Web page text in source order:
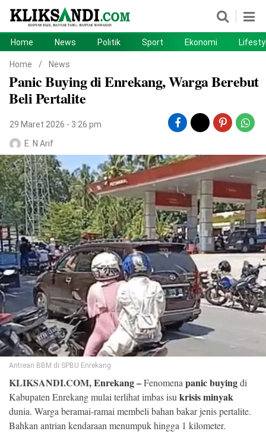
Politik Sport
©
Copyright
2026
Klik
Sandi
-
All
right
reserved
Home News Politik Sport Ekonomi
Home / News
Panic Buying di Enrekang, Warga Berebut
Beli Pertalite
29 Maret 2026 - 3:26 pm
E. N Arif
Antrean BBM di SPBU Enrekang
KLIKSANDI.COM,Enrekang–Fenomena panic buyingdi
Kabupaten Enrekang mulai terlihat imbas isu krisis minyak
dunia. Warga beramai-ramai membeli bahan bakar jenis pertalite.
Bahkan antrian kendaraan menumpuk hingga 1 kilometer.